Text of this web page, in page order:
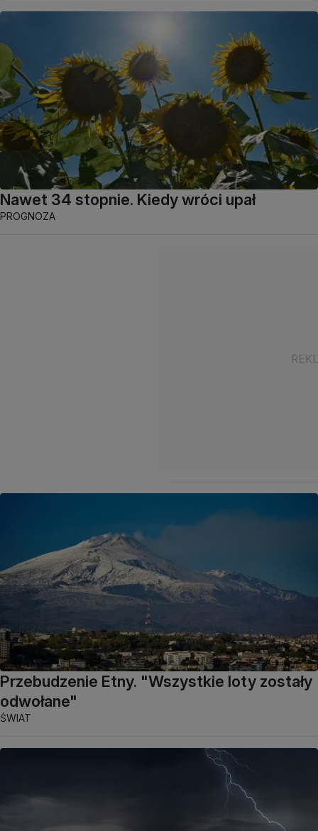
Nawet 34 stopnie. Kiedy wróci upał
PROGNOZA
Przebudzenie Etny. "Wszystkie loty zostały
odwołane"
ŚWIAT